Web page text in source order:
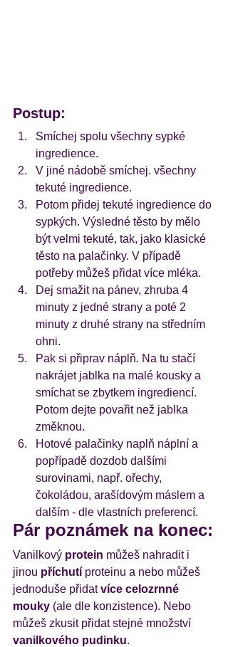
Postup:
Smíchej spolu všechny sypké
ingredience.
V jiné nádobě smíchej. všechny
tekuté ingredience.
Potom přidej tekuté ingredience do
sypkých. Výsledné těsto by mělo
být velmi tekuté, tak, jako klasické
těsto na palačinky. V případě
potřeby můžeš přidat více mléka.
Dej smažit na pánev, zhruba 4
minuty z jedné strany a poté 2
minuty z druhé strany na středním
ohni.
Pak si připrav náplň. Na tu stačí
nakrájet jablka na malé kousky a
smíchat se zbytkem ingrediencí.
Potom dejte povařit než jablka
změknou.
Hotové palačinky naplň náplní a
popřípadě dozdob dalšími
surovinami, např. ořechy,
čokoládou, arašídovým máslem a
dalším - dle vlastních preferencí.
Pár poznámek na konec:
Vanilkový protein můžeš nahradit i
jinou příchutí proteinu a nebo můžeš
jednoduše přidat více celozrnné
mouky (ale dle konzistence). Nebo
můžeš zkusit přidat stejné množství
vanilkového pudinku.